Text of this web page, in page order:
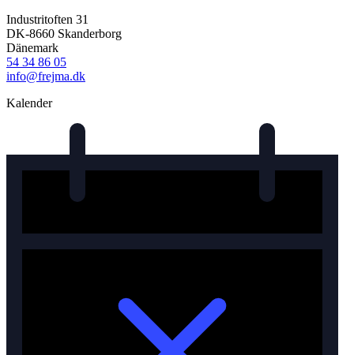
Industritoften 31
DK-8660 Skanderborg
Dänemark
54 34 86 05
info@frejma.dk
Kalender